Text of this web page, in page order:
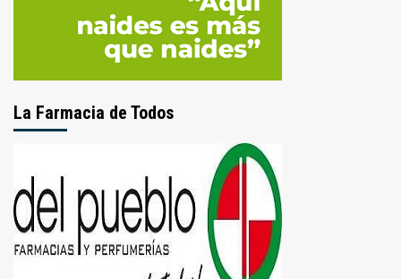
La Farmacia de Todos